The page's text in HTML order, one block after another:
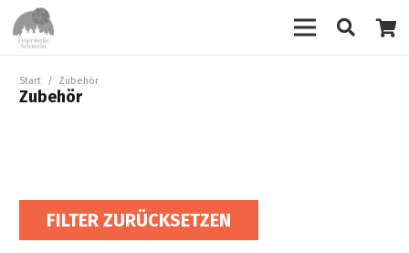
Start / Zubehör
Zubehör
FILTER ZURÜCKSETZEN